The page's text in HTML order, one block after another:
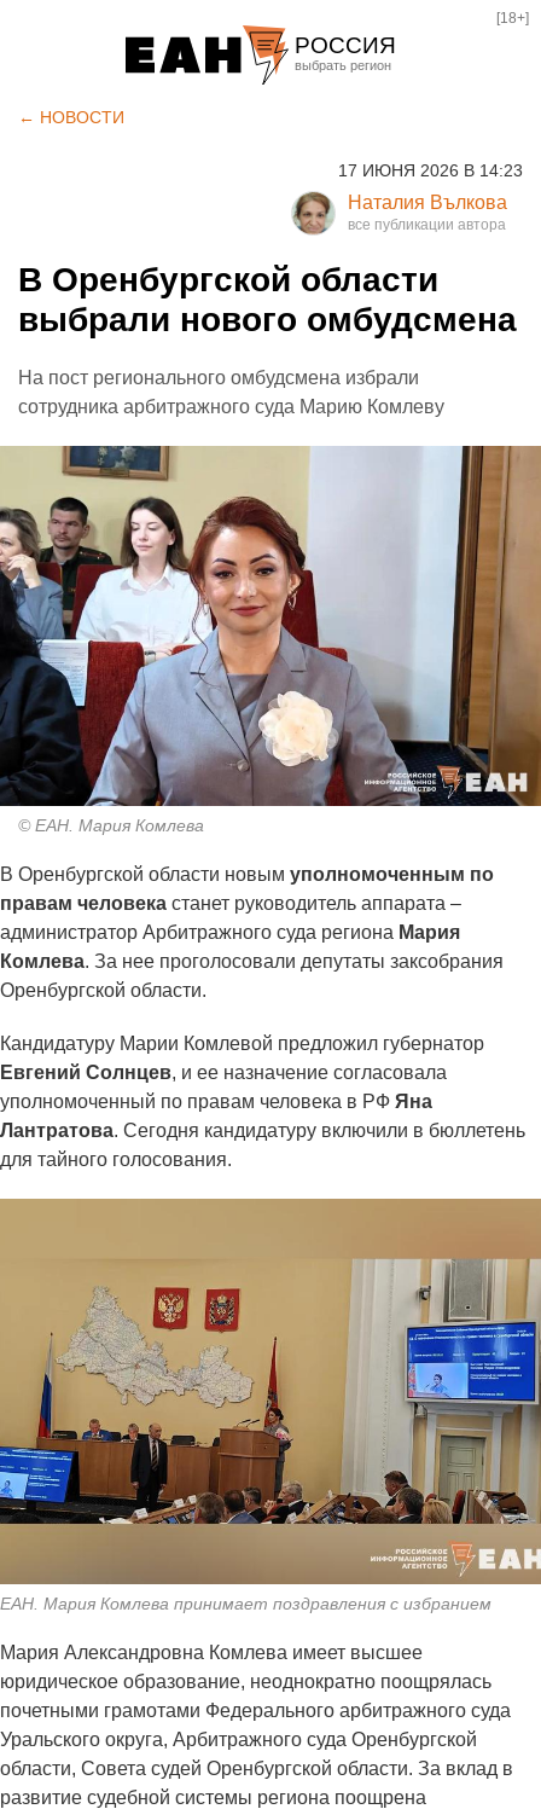
РОССИЯ
Курган
Оренбург
[18+]
← НОВОСТИ
17 ИЮНЯ 2026 В 14:23
Наталия Вълкова
В Оренбургской области
выбрали нового омбудсмена
На пост регионального омбудсмена избрали
сотрудника арбитражного суда Марию Комлеву
© ЕАН. Мария Комлева
В Оренбургской области новым уполномоченным по
правам человека станет руководитель аппарата –
администратор Арбитражного суда региона Мария
Комлева. За нее проголосовали депутаты заксобрания
Оренбургской области.
Кандидатуру Марии Комлевой предложил губернатор
Евгений Солнцев, и ее назначение согласовала
уполномоченный по правам человека в РФ Яна
Лантратова. Сегодня кандидатуру включили в бюллетень
для тайного голосования.
ЕАН. Мария Комлева принимает поздравления с избранием
Мария Александровна Комлева имеет высшее
юридическое образование, неоднократно поощрялась
почетными грамотами Федерального арбитражного суда
Уральского округа, Арбитражного суда Оренбургской
области, Совета судей Оренбургской области. За вклад в
развитие судебной системы региона поощрена